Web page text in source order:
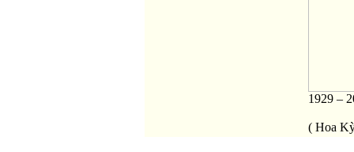
1929 –
( Hoa